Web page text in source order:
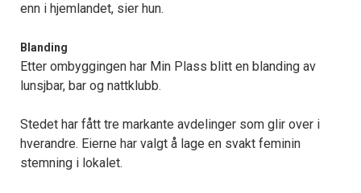
enn i hjemlandet, sier hun.
Blanding
Etter ombyggingen har Min Plass blitt en blanding av
lunsjbar, bar og nattklubb.
Stedet har fått tre markante avdelinger som glir over i
hverandre. Eierne har valgt å lage en svakt feminin
stemning i lokalet.